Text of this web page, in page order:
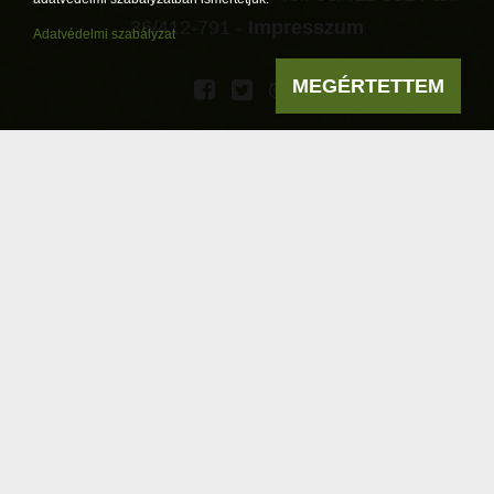
36/412-791 -
Adatvédelmi szabályzat
MEGÉRTETTEM